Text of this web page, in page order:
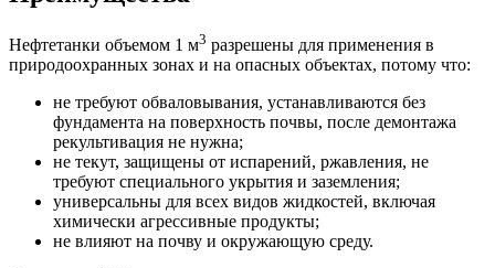
Нефтетанки объемом 1 м3 разрешены для применения в
природоохранных зонах и на опасных объектах, потому что:
не требуют обваловывания, устанавливаются без
фундамента на поверхность почвы, после демонтажа
рекультивация не нужна;
не текут, защищены от испарений, ржавления, не
требуют специального укрытия и заземления;
универсальны для всех видов жидкостей, включая
химически агрессивные продукты;
не влияют на почву и окружающую среду.